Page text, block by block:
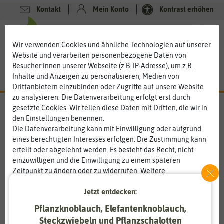
Kontakt Mein Konto Kontrast erhöhen
Wir verwenden Cookies und ähnliche Technologien auf unserer
Website und verarbeiten personenbezogene Daten von
Besucher:innen unserer Webseite (z.B. IP-Adresse), um z.B.
Inhalte und Anzeigen zu personalisieren, Medien von
Drittanbietern einzubinden oder Zugriffe auf unsere Website
zu analysieren. Die Datenverarbeitung erfolgt erst durch
gesetzte Cookies. Wir teilen diese Daten mit Dritten, die wir in
den Einstellungen benennen.
Die Datenverarbeitung kann mit Einwilligung oder aufgrund
eines berechtigten Interesses erfolgen. Die Zustimmung kann
erteilt oder abgelehnt werden. Es besteht das Recht, nicht
einzuwilligen und die Einwilligung zu einem späteren
Zeitpunkt zu ändern oder zu widerrufen. Weitere
Informationen zur Verwendung personenbezogener Daten und
den Diensten erklären wir in unsererDaten­schutz­erklärung
Essenziell Statistik
Jetzt entdecken:
Pflanzknoblauch, Elefantenknoblauch,
Steckzwiebeln und Pflanzschalotten